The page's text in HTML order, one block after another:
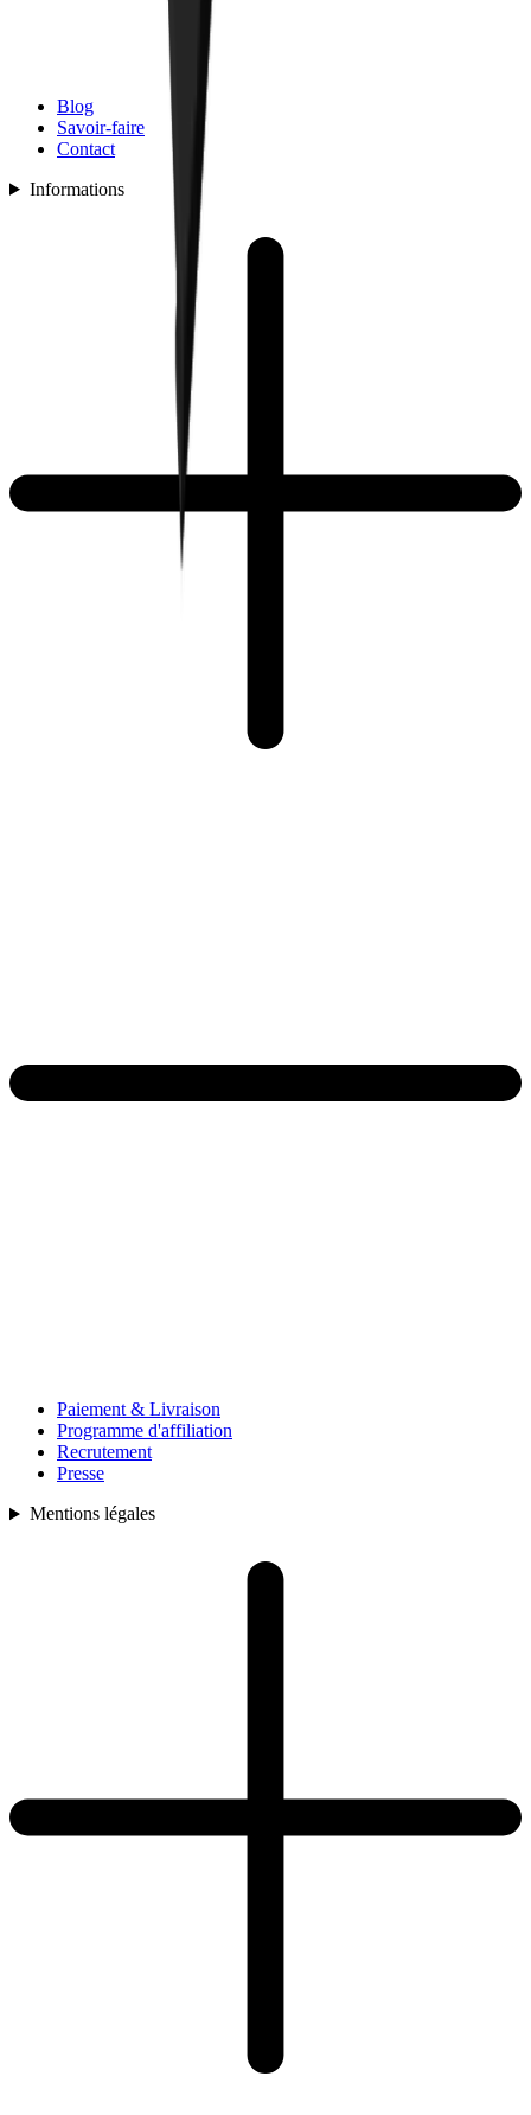
Blog
Savoir-faire
Contact
Informations
Paiement & Livraison
Programme d'affiliation
Recrutement
Presse
Mentions légales